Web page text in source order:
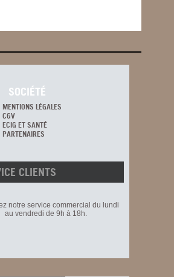
SOCIÉTÉ
MENTIONS LÉGALES
CGV
ECIG ET SANTÉ
PARTENAIRES
CLIENTS
notre service commercial du lundi
au vendredi de 9h à 18h.